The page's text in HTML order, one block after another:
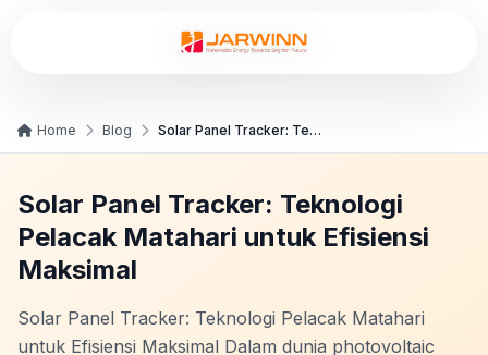
Home Blog Solar Panel Tracker: Teknologi Pelacak Matahari un...
Solar Panel Tracker: Teknologi
Pelacak Matahari untuk Efisiensi
Maksimal
Solar Panel Tracker: Teknologi Pelacak Matahari
untuk Efisiensi Maksimal Dalam dunia photovoltaic